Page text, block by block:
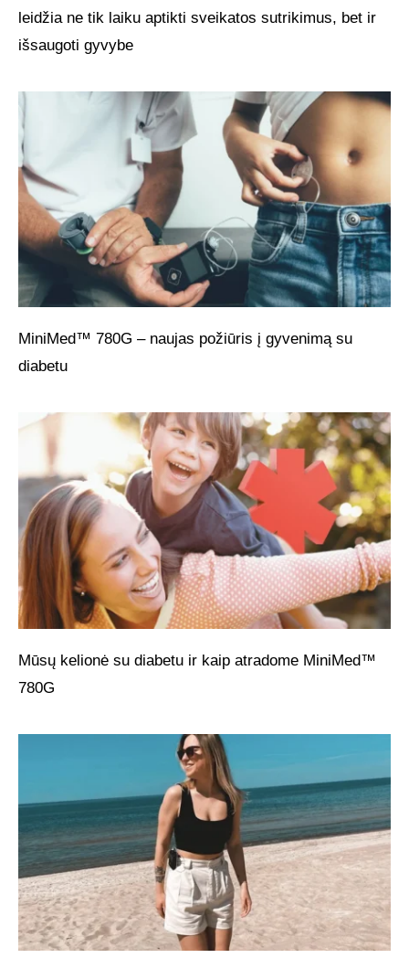
leidžia ne tik laiku aptikti sveikatos sutrikimus, bet ir
išsaugoti gyvybe
MiniMed™ 780G – naujas požiūris į gyvenimą su
diabetu
Mūsų kelionė su diabetu ir kaip atradome MiniMed™
780G